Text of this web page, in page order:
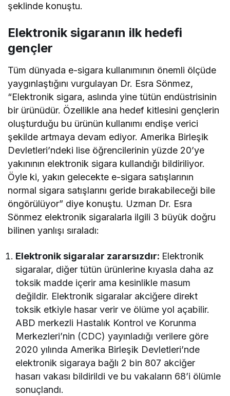
şeklinde konuştu.
Elektronik sigaranın ilk hedefi
gençler
Tüm dünyada e-sigara kullanımının önemli ölçüde
yaygınlaştığını vurgulayan Dr. Esra Sönmez,
“Elektronik sigara, aslında yine tütün endüstrisinin
bir ürünüdür. Özellikle ana hedef kitlesini gençlerin
oluşturduğu bu ürünün kullanımı endişe verici
şekilde artmaya devam ediyor. Amerika Birleşik
Devletleri’ndeki lise öğrencilerinin yüzde 20’ye
yakınının elektronik sigara kullandığı bildiriliyor.
Öyle ki, yakın gelecekte e-sigara satışlarının
normal sigara satışlarını geride bırakabileceği bile
öngörülüyor” diye konuştu. Uzman Dr. Esra
Sönmez elektronik sigaralarla ilgili 3 büyük doğru
bilinen yanlışı sıraladı:
Elektronik sigaralar zararsızdır: Elektronik
sigaralar, diğer tütün ürünlerine kıyasla daha az
toksik madde içerir ama kesinlikle masum
değildir. Elektronik sigaralar akciğere direkt
toksik etkiyle hasar verir ve ölüme yol açabilir.
ABD merkezli Hastalık Kontrol ve Korunma
Merkezleri’nin (CDC) yayınladığı verilere göre
2020 yılında Amerika Birleşik Devletleri’nde
elektronik sigaraya bağlı 2 bin 807 akciğer
hasarı vakası bildirildi ve bu vakaların 68’i ölümle
sonuçlandı.